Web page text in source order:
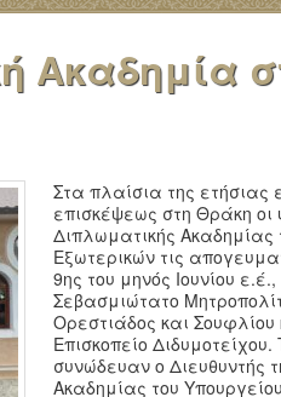
Ακαδημία
Στα πλαίσια της ετήσιας
επισκέψεως στη Θράκη οι
Διπλωματικής Ακαδημίας
Εξωτερικών τις
9ης του μηνός Ιουνίου
Σεβασμιώτατο
Ορεστιάδος και
Επισκοπείο
συνώδευαν ο Διευθυντής
Ακαδημίας του